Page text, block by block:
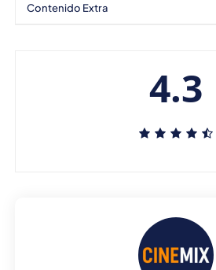
Contenido Extra
4.3